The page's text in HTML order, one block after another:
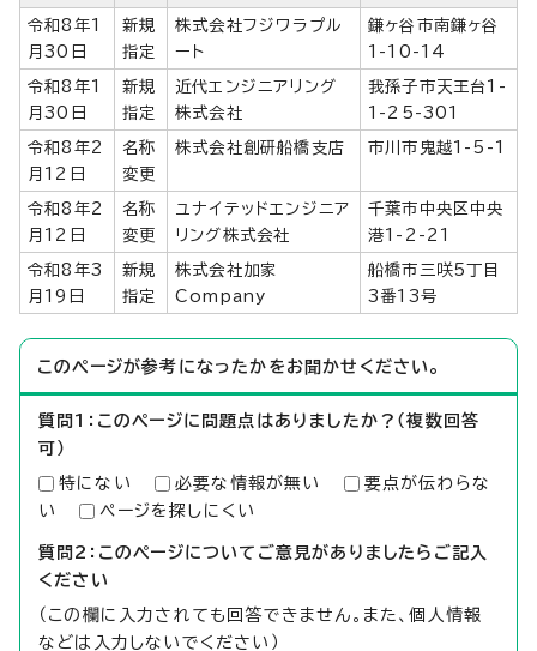
令和8年1
月30日
新規
指定
株式会社フジワラプル
ート
鎌ヶ谷市南鎌ヶ谷
1-10-14
令和8年1
月30日
新規
指定
近代エンジニアリング
株式会社
我孫子市天王台1-
1-25-301
令和8年2
月12日
名称
変更
株式会社創研船橋支店 市川市鬼越1-5-1
令和8年2
月12日
名称
変更
ユナイテッドエンジニア
リング株式会社
千葉市中央区中央
港1-2-21
令和8年3
月19日
新規
指定
株式会社加家
Company
船橋市三咲5丁目
3番13号
このページが参考になったかをお聞かせください。
質問1：このページに問題点はありましたか？（複数回答
可）
特にない 必要な情報が無い
要点が伝わらな
い
ページを探しにくい
質問2：このページについてご意見がありましたらご記入
ください
（この欄に入力されても回答できません。また、個人情報
などは入力しないでください）